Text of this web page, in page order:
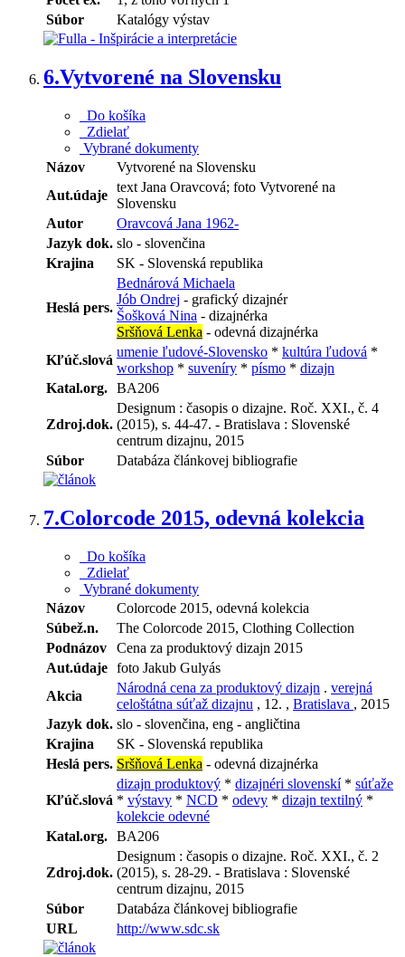
Súbor
Katalógy výstav
6.Vytvorené na Slovensku
Do košíka
Zdielať
Vybrané dokumenty
Názov
Vytvorené na Slovensku
Aut.údaje
text Jana Oravcová; foto Vytvorené na
Slovensku
Autor
Oravcová Jana 1962-
Jazyk dok. slo - slovenčina
Krajina
SK - Slovenská republika
Heslá pers.
Bednárová Michaela
Jób Ondrej - grafický dizajnér
Šošková Nina - dizajnérka
Sršňová Lenka - odevná dizajnérka
Kľúč.slová
umenie ľudové-Slovensko * kultúra ľudová *
workshop * suveníry * písmo * dizajn
Katal.org. BA206
Zdroj.dok.
Designum : časopis o dizajne. Roč. XXI., č. 4
(2015), s. 44-47. - Bratislava : Slovenské
centrum dizajnu, 2015
Súbor
Databáza článkovej bibliografie
7.Colorcode 2015, odevná kolekcia
Do košíka
Zdielať
Vybrané dokumenty
Názov
Colorcode 2015, odevná kolekcia
Súbež.n.
The Colorcode 2015, Clothing Collection
Podnázov
Cena za produktový dizajn 2015
Aut.údaje foto Jakub Gulyás
Akcia
Národná cena za produktový dizajn . verejná
celoštátna súťaž dizajnu , 12. , Bratislava , 2015
Jazyk dok. slo - slovenčina, eng - angličtina
Krajina
SK - Slovenská republika
Heslá pers. Sršňová Lenka - odevná dizajnérka
Kľúč.slová
dizajn produktový * dizajnéri slovenskí* súťaže
* výstavy * NCD * odevy * dizajn textilný *
kolekcie odevné
Katal.org. BA206
Zdroj.dok.
Designum : časopis o dizajne. Roč. XXI., č. 2
(2015), s. 28-29. - Bratislava : Slovenské
centrum dizajnu, 2015
Súbor
Databáza článkovej bibliografie
URL
http://www.sdc.sk